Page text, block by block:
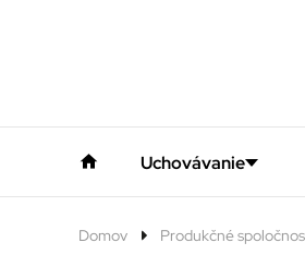
Uchovávanie
Domov Produkčné